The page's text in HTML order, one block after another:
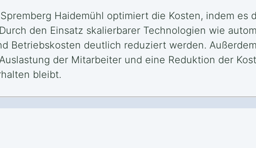
Haidemühl optimiert die Kosten, indem
den Einsatz skalierbarer Technologien wie
Betriebskosten deutlich reduziert werden.
der Mitarbeiter und eine Reduktion der
bleibt.